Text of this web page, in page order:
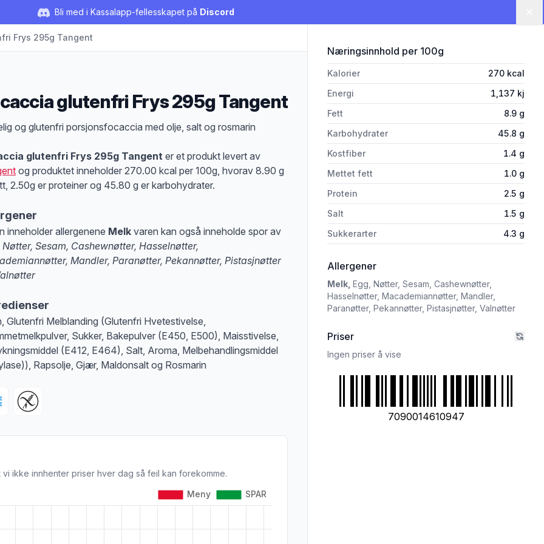
Bli med i Kassalapp-fellesskapet på Discord
Frys 295g Tangent
glutenfri Frys 295g Tangent
og glutenfri porsjonsfocaccia med olje, salt og rosmarin
glutenfri Frys 295g Tangent er et produkt levert av
og produktet inneholder 270.00 kcal per 100g, hvorav 8.90 g
2.50g er proteiner og 45.80 g er karbohydrater.
inneholder allergenene Melk varen kan også inneholde spor av
Nøtter, Sesam, Cashewnøtter, Hasselnøtter,
Mandler, Paranøtter, Pekannøtter, Pistasjnøtter
at denne informasjonen er bare til informasjon, sjekk pakkningen og innholdsbeskrivelsen nøye om du har allergier, vi tar forbehold om at det kan være feil i
Glutenfri Melblanding (Glutenfri Hvetestivelse,
Sukker, Bakepulver (E450, E500), Maisstivelse,
(E412, E464), Salt, Aroma, Melbehandlingsmiddel
Rapsolje, Gjær, Maldonsalt og Rosmarin
ikke innhenter priser hver dag så feil kan forekomme.
Næringsinnhold for 'Focaccia glutenfri Frys
per 100g
Kalorier 270 kcal
Energi
1,137 kj
Fett
8.9 g
Karbohydrater
45.8 g
Kostfiber
1.4 g
Mettet fett
1.0 g
Protein
2.5 g
Salt
1.5 g
Sukkerarter
4.3 g
Allergeneri 'Focaccia glutenfri Frys 295g
Melk, Egg, Nøtter, Sesam, Cashewnøtter,
Hasselnøtter, Macademiannøtter, Mandler,
Paranøtter, Pekannøtter, Pistasjnøtter, Valnøtter
Priser
Ingen priser å vise
7090014610947